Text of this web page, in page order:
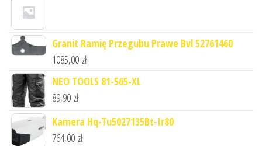
Granit Ramię Przegubu Prawe Bvl 52761460
1085,00 zł
NEO TOOLS 81-565-XL
89,90 zł
Kamera Hq-Tu5027135Bt-Ir80
764,00 zł